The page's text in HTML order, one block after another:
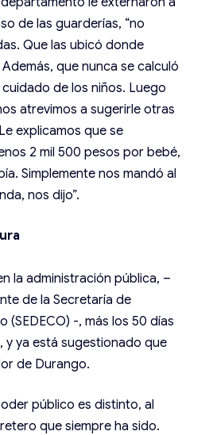
de las guarderías, “no
Que las ubicó donde
que nunca se calculó
de los niños. Luego
atrevimos a sugerirle otras
explicamos que se
2 mil 500 pesos por bebé,
Simplemente nos mandó al
nos dijo”.
la administración pública, –
de la Secretaría de
(SEDECO) -, más los 50 días
y ya está sugestionado que
de Durango.
público es distinto, al
que siempre ha sido.